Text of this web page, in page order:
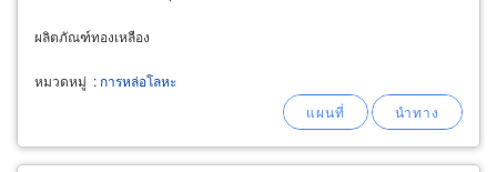
ผลิตภัณฑ์ทองเหลือง
หมวดหมู่ : การหล่อโลหะ